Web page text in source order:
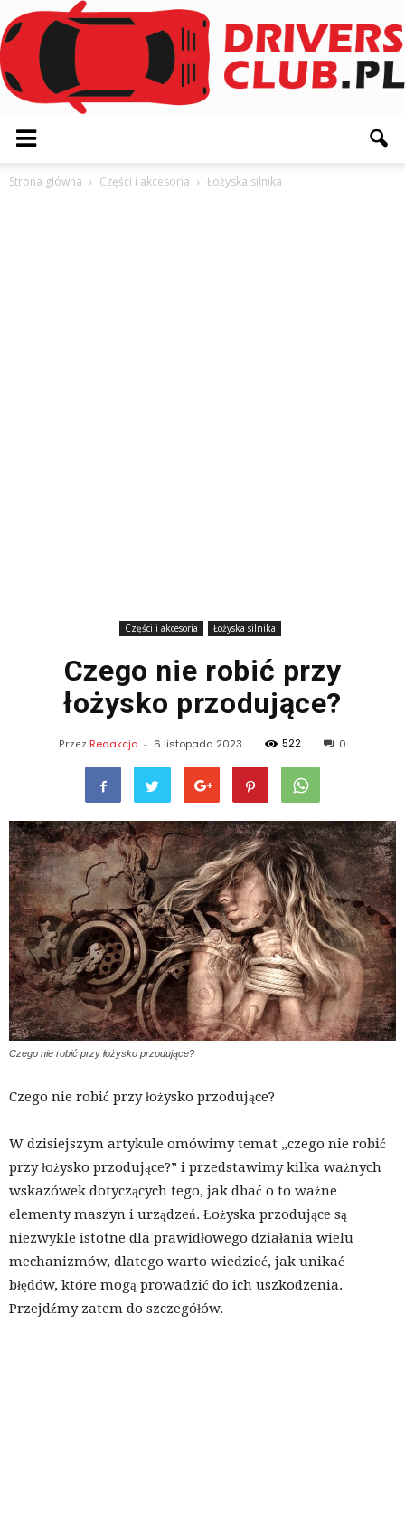
Strona główna Części i akcesoria Łożyska silnika
Części i akcesoria Łożyska silnika
Czego nie robić przy
łożysko przodujące?
Przez Redakcja - 6 listopada 2023 522 0
Czego nie robić przy łożysko przodujące?
Czego nie robić przy łożysko przodujące?
W dzisiejszym artykule omówimy temat „czego nie robić
przy łożysko przodujące?” i przedstawimy kilka ważnych
wskazówek dotyczących tego, jak dbać o to ważne
elementy maszyn i urządzeń. Łożyska przodujące są
niezwykle istotne dla prawidłowego działania wielu
mechanizmów, dlatego warto wiedzieć, jak unikać
błędów, które mogą prowadzić do ich uszkodzenia.
Przejdźmy zatem do szczegółów.